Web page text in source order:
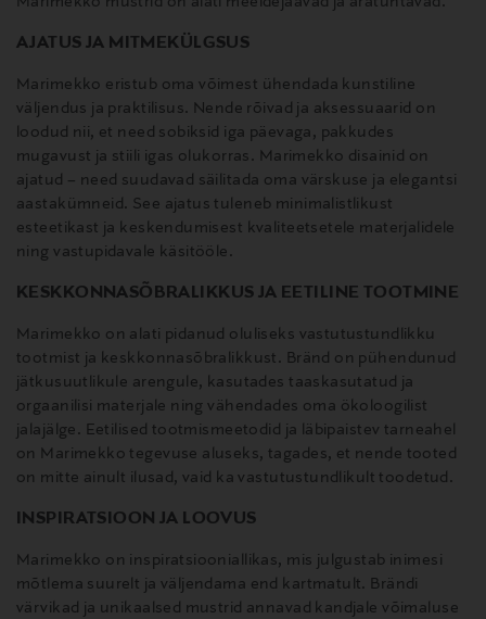
AJATUS JA MITMEKÜLGSUS
Marimekko eristub oma võimest ühendada kunstiline
väljendus ja praktilisus. Nende rõivad ja aksessuaarid on
loodud nii, et need sobiksid iga päevaga, pakkudes
mugavust ja stiili igas olukorras. Marimekko disainid on
ajatud – need suudavad säilitada oma värskuse ja elegantsi
aastakümneid. See ajatus tuleneb minimalistlikust
esteetikast ja keskendumisest kvaliteetsetele materjalidele
ning vastupidavale käsitööle.
KESKKONNASÕBRALIKKUS JA EETILINE TOOTMINE
Marimekko on alati pidanud oluliseks vastutustundlikku
tootmist ja keskkonnasõbralikkust. Bränd on pühendunud
jätkusuutlikule arengule, kasutades taaskasutatud ja
orgaanilisi materjale ning vähendades oma ökoloogilist
jalajälge. Eetilised tootmismeetodid ja läbipaistev tarneahel
on Marimekko tegevuse aluseks, tagades, et nende tooted
on mitte ainult ilusad, vaid ka vastutustundlikult toodetud.
INSPIRATSIOON JA LOOVUS
Marimekko on inspiratsiooniallikas, mis julgustab inimesi
mõtlema suurelt ja väljendama end kartmatult. Brändi
värvikad ja unikaalsed mustrid annavad kandjale võimaluse